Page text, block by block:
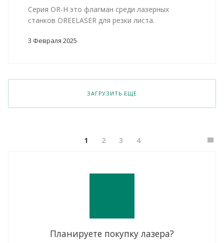
Серия OR-H это флагман среди лазерных
станков OREELASER для резки листа.
3 Февраля 2025
ЗАГРУЗИТЬ ЕЩЕ
1 2 3 4
Планируете покупку лазера?